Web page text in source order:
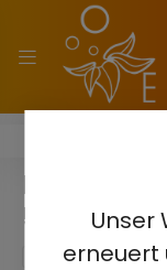
Unser
erneuert
ELF BAR
5% -